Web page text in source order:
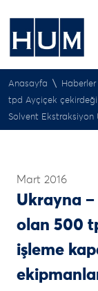
Anasayfa \ Haberler
tpd Ayçiçek çekirdeği
Solvent Ekstraksiyon
Mart 2016
Ukrayna –
olan 500
işleme